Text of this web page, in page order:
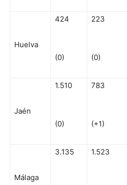
Huelva
424
(0)
223
(0)
Jaén
1.510
(0)
783
(+1)
Málaga
3.135 1.523